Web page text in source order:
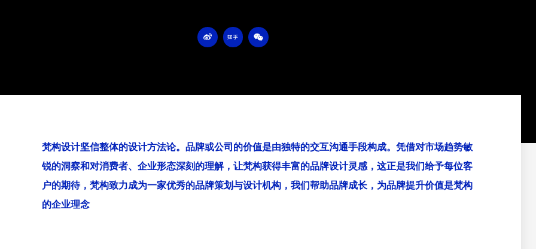
W
e
i
Z
h
i
W
e
i
梵构设计坚信整体的设计方法论。品牌或公司的价值是由独特的交互沟通手段构成。凭借对市场趋势敏
锐的洞察和对消费者、企业形态深刻的理解，让梵构获得丰富的品牌设计灵感，这正是我们给予每位客
户的期待，梵构致力成为一家优秀的品牌策划与设计机构，我们帮助品牌成长，为品牌提升价值是梵构
的企业理念